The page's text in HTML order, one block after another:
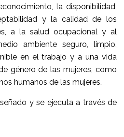
la disponibilidad,
y la calidad de los
a la salud ocupacional y al
ambiente seguro, limpio,
en el trabajo y a una vida
género de las mujeres, como
humanos de las mujeres.
y se ejecuta a través de